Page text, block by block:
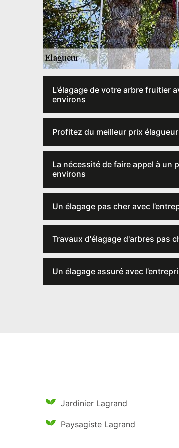
L'élagage de votre arbre fruitier
environs
Profitez du meilleur prix
La nécessité de faire appel à un
environs
Un élagage pas cher avec
Travaux d'élagage d'arbres pas
Un élagage assuré avec
Jardinier Lagrand
Paysagiste Lagrand